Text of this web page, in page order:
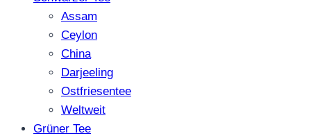
Assam
Ceylon
China
Darjeeling
Ostfriesentee
Weltweit
Grüner Tee